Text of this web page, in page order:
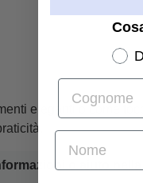
eleganti o come
o aiuto
Cognome
nome